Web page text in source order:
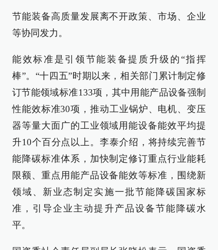
节能装备高质量发展离不开政策、市场、企业
等协同发力。
能效标准是引领节能装备提质升级的“指挥
棒”。“十四五”时期以来，相关部门累计制定修
订节能领域标准133项，其中用能产品设备强制
性能效标准30项，推动工业锅炉、电机、变压
器等量大面广的工业领域用能设备能效平均提
升10个百分点以上。李泰介绍，将持续完善节
能降碳标准体系，加快制定修订重点行业能耗
限额、重点用能产品设备能效等标准，围绕新
领域、新业态制定实施一批节能降碳国家标
准，引导企业主动提升产品设备节能降碳水
平。